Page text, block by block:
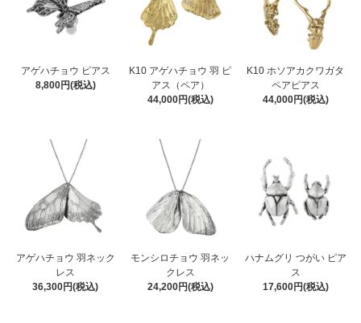
アゲハチョウ ピアス
8,800円(税込)
K10 アゲハチョウ 羽 ピ
アス（ペア）
44,000円(税込)
K10 ホソアカクワガタ
ペアピアス
44,000円(税込)
アゲハチョウ 羽ネック
レス
36,300円(税込)
モンシロチョウ 羽ネッ
クレス
24,200円(税込)
ハナムグリ つがい ピア
ス
17,600円(税込)